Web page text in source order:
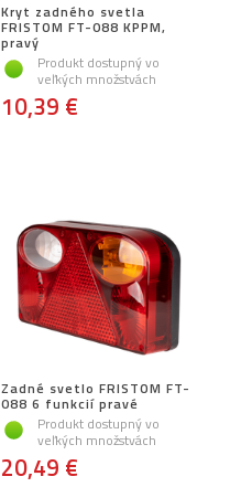
Kryt zadného svetla
FRISTOM FT-088 KPPM,
pravý
Produkt dostupný vo
veľkých množstvách
10,39 €
Zadné svetlo FRISTOM FT-
088 6 funkcií pravé
Produkt dostupný vo
veľkých množstvách
20,49 €